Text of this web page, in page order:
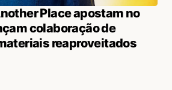
Place apostam no
colaboração de
reaproveitados